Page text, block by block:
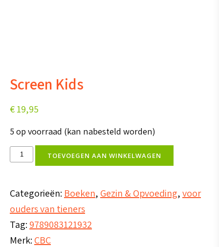
Screen Kids
€19,95
5 op voorraad (kan nabesteld worden)
Screen
TOEVOEGEN AAN WINKELWAGEN
Categorieën: Boeken, Gezin & Opvoeding,voor
ouders van tieners
Tag: 9789083121932
Merk: CBC